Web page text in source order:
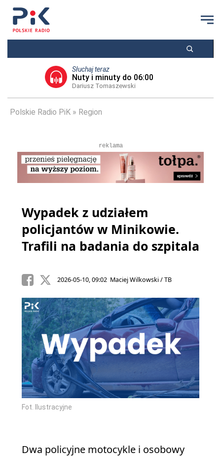
Słuchaj teraz
Nuty i minuty do 06:00
Dariusz Tomaszewski
Polskie Radio PiK Region
reklama
Wypadek z udziałem
policjantów w Minikowie.
Trafili na badania do szpitala
2026-05-10, 09:02 Maciej Wilkowski / TB
Fot. Ilustracyjne
Dwa policyjne motocykle i osobowy